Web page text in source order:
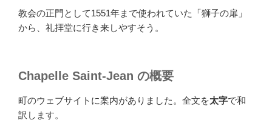
教会の正門として1551年まで使われていた「獅子の扉」
から、礼拝堂に行き来しやすそう。
Chapelle Saint-Jean の概要
町のウェブサイトに案内がありました。全文を太字で和
訳します。